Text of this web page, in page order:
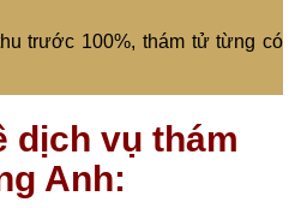
trước 100%, thám tử từng có
dịch vụ thám
Anh: